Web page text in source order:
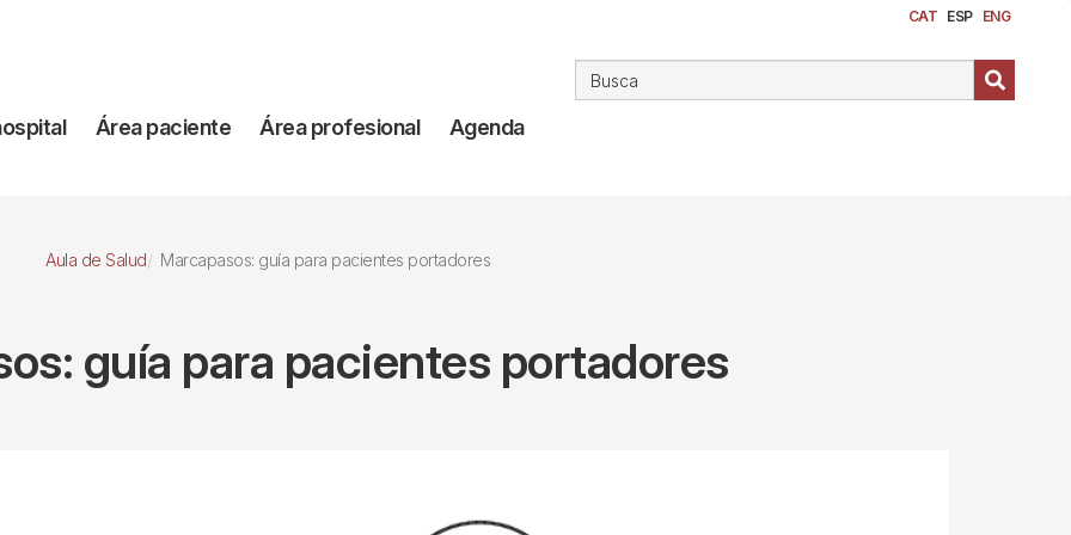
CAT ESP ENG
Área paciente Área profesional Agenda
Aula de Salud Marcapasos: guía para pacientes portadores
guía para pacientes portadores